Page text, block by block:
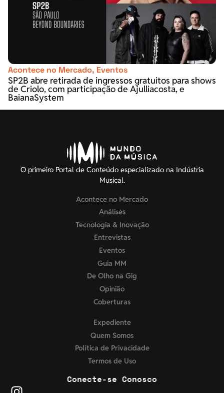
Acontece no Mercado, Eventos
SP2B abre retirada de ingressos gratuitos para shows
de Criolo, com participação de Ajulliacosta, e
BaianaSystem
O primeiro Portal de Conteúdo especializado na Indústria
Musical.
Acontece no Mercado
Análises
Tecnologia & Inovação
Entrevistas
Eventos
Guia MM
De Olho na Gig
Opinião
Coberturas
Expediente
Quem Somos
Política de Privacidade
Termos de Uso
Conecte-se Conosco